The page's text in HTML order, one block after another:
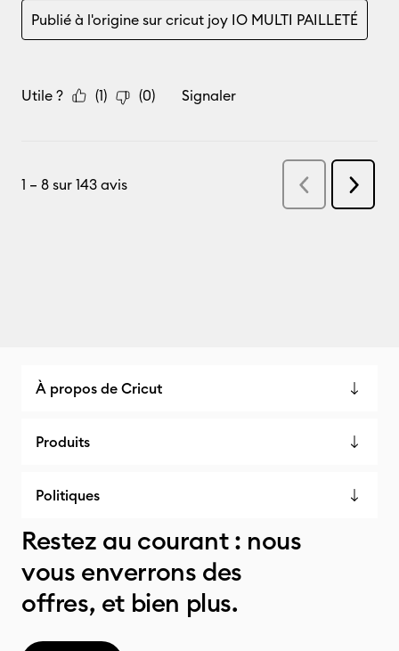
À propos de Cricut
Produits
Politiques
Restez au courant : nous
vous enverrons des
offres, et bien plus.